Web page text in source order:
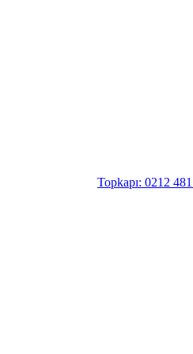
Topkapı: 0212